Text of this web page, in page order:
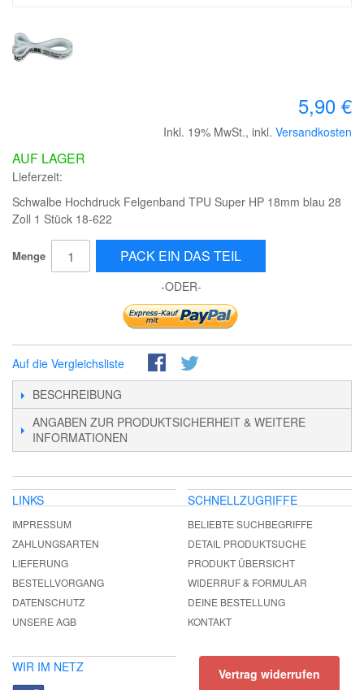
5,90 €
Inkl. 19% MwSt., inkl. Versandkosten
AUF LAGER
Lieferzeit:
Schwalbe Hochdruck Felgenband TPU Super HP 18mm blau 28
Zoll 1 Stück 18-622
Menge PACK EIN DAS TEIL
-ODER-
Auf die Vergleichsliste
BESCHREIBUNG
ANGABEN ZUR PRODUKTSICHERHEIT & WEITERE
INFORMATIONEN
LINKS
IMPRESSUM
ZAHLUNGSARTEN
LIEFERUNG
BESTELLVORGANG
DATENSCHUTZ
UNSERE AGB
SCHNELLZUGRIFFE
BELIEBTE SUCHBEGRIFFE
DETAIL PRODUKTSUCHE
PRODUKT ÜBERSICHT
WIDERRUF & FORMULAR
DEINE BESTELLUNG
KONTAKT
WIR IM NETZ Vertrag widerrufen